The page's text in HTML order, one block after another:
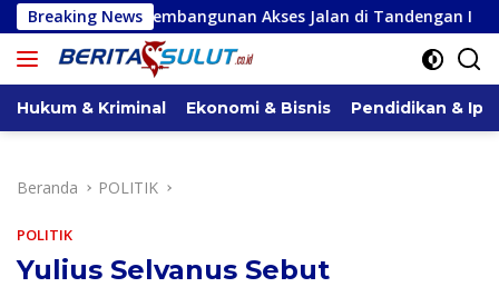
Langsung
ke
konten
Breaking News
Akses Jalan di Tandengan I Priscilla Cindy
Hukum & Kriminal Ekonomi & Bisnis Pendidikan &
Beranda POLITIK
POLITIK
Yulius Selvanus Sebut